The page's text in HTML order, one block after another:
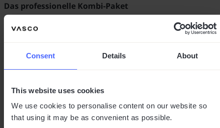
Consent Details About
This website uses cookies
We use cookies to personalise content on our website so
that using it may be as convenient as possible.
Das professionelle Kombi-Paket
Kommunikation per Ohrhörer
gleichzeitig führen
Freihand-Option: Automatisch übersetzen, Hände